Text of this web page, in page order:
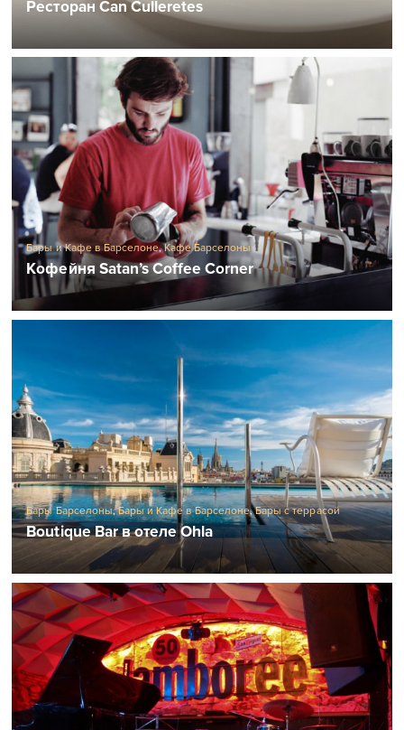
Ресторан Can Culleretes
Бары и Кафе в Барселоне,Кафе Барселоны
Кофейня Satan’s Coffee Corner
Бары Барселоны,Бары и Кафе в Барселоне,Бары с террасой
Boutique Bar в отеле Ohla